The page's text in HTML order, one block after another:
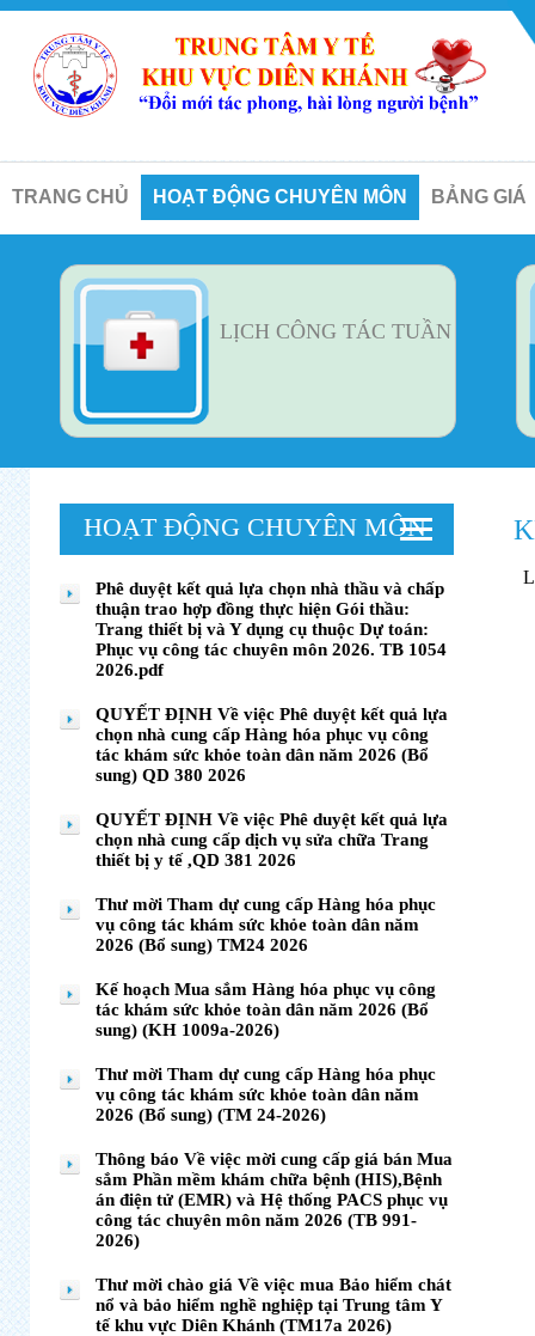
TRANG CHỦ HOẠT ĐỘNG CHUYÊN MÔN BẢNG GIÁ
LỊCH CÔNG TÁC TUẦN
HOẠT ĐỘNG CHUYÊN MÔN
Phê duyệt kết quả lựa chọn nhà thầu và chấp
thuận trao hợp đồng thực hiện Gói thầu:
Trang thiết bị và Y dụng cụ thuộc Dự toán:
Phục vụ công tác chuyên môn 2026. TB 1054
2026.pdf
QUYẾT ĐỊNH Về việc Phê duyệt kết quả lựa
chọn nhà cung cấp Hàng hóa phục vụ công
tác khám sức khỏe toàn dân năm 2026 (Bổ
sung) QD 380 2026
QUYẾT ĐỊNH Về việc Phê duyệt kết quả lựa
chọn nhà cung cấp dịch vụ sửa chữa Trang
thiết bị y tế ,QD 381 2026
Thư mời Tham dự cung cấp Hàng hóa phục
vụ công tác khám sức khỏe toàn dân năm
2026 (Bổ sung) TM24 2026
Kế hoạch Mua sắm Hàng hóa phục vụ công
tác khám sức khỏe toàn dân năm 2026 (Bổ
sung) (KH 1009a-2026)
Thư mời Tham dự cung cấp Hàng hóa phục
vụ công tác khám sức khỏe toàn dân năm
2026 (Bổ sung) (TM 24-2026)
Thông báo Về việc mời cung cấp giá bán Mua
sắm Phần mềm khám chữa bệnh (HIS),Bệnh
án điện tử (EMR) và Hệ thống PACS phục vụ
công tác chuyên môn năm 2026 (TB 991-
2026)
Thư mời chào giá Về việc mua Bảo hiểm chát
nổ và bảo hiểm nghề nghiệp tại Trung tâm Y
tế khu vực Diên Khánh (TM17a 2026)